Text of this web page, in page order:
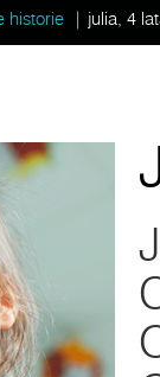
historie | julia, 4